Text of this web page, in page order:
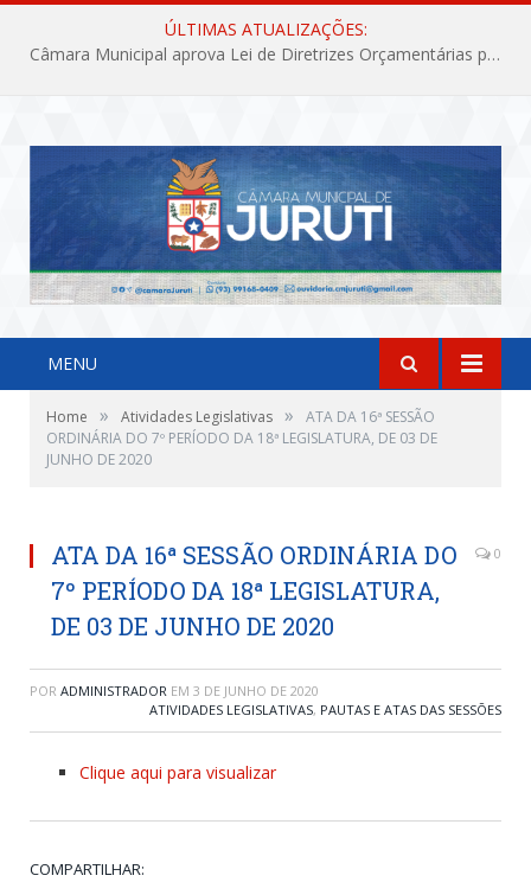
ÚLTIMAS ATUALIZAÇÕES:
Câmara Municipal aprova Lei de Diretrizes Orçamentárias para o exercício financeiro de 2027
MENU
Home » Atividades Legislativas »
ATA DA 16ª SESSÃO
ORDINÁRIA DO 7º PERÍODO DA 18ª LEGISLATURA, DE 03 DE
JUNHO DE 2020
ATA DA 16ª SESSÃO ORDINÁRIA DO
7º PERÍODO DA 18ª LEGISLATURA,
DE 03 DE JUNHO DE 2020
0
POR ADMINISTRADOR EM 3 DE JUNHO DE 2020
ATIVIDADES LEGISLATIVAS, PAUTAS E ATAS DAS SESSÕES
Clique aqui para visualizar
COMPARTILHAR: